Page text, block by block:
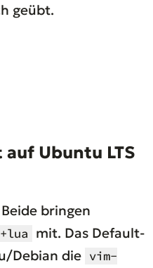
geübt.
Ubuntu LTS
Beide bringen
+lua mit. Das Default-
Debian die vim-